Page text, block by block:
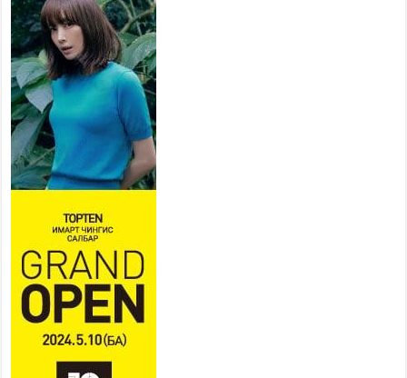
ажиллахыг урьж байна
2026 оны 7 сар 22 / 9 цаг 28 минут
Б.Пүрэвдагва: “Урт цагаан”-ыг
залуучууд чөлөөт цагаа
өнгөрүүлдэг, жуулчид зорьж
ирдэг цэг болгоно
2026 оны 7 сар 21 / 16 цаг 47 минут
Тусгай замын автобус /BRT/ төслийн удирдах
хорооны ээлжит хуралдаан боллоо
Ерөнхий сайд Н.Учрал БНХАУ-аас Монгол Улсад
суугаа Элчин сайд Шэнь Миньжюанийг хүлээн
авч уулзав
2026 оны 7 сар 21 / 16 цаг 39 минут
БҮГД НАЙРАМДАХ ТАЖИКИСТАН УЛСТАЙ
ЭДИЙН ЗАСГИЙН ХАМТЫН АЖИЛЛАГААГ
ӨРГӨЖҮҮЛНЭ
2026 оны 7 сар 21 / 16 цаг 34 минут